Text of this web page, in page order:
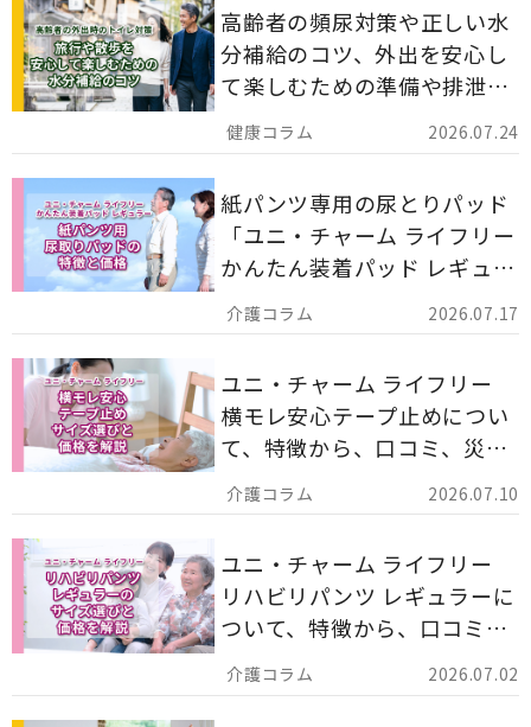
2026.07.24
高齢者の頻尿対策や正しい水
分補給のコツ、外出を安心し
て楽しむための準備や排泄ケ
ア用品の選び方を解説しま
す。
2026.07.17
紙パンツ専用の尿とりパッド
「ユニ・チャーム ライフリー
かんたん装着パッド レギュラ
ー 計162枚」について解説し
ます。
2026.07.10
ユニ・チャーム ライフリー
横モレ安心テープ止めについ
て、特徴から、口コミ、災害
備蓄としての活用法まで分か
りやすく解説します。
2026.07.02
ユニ・チャーム ライフリー
リハビリパンツ レギュラーに
ついて、特徴から、口コミ、
災害備蓄としての活用法まで
分かりやすく解説します。